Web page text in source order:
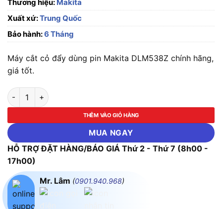
Thương hiệu: Makita
Xuất xứ:Trung Quốc
Bảo hành:6 Tháng
Máy cắt cỏ đẩy dùng pin Makita DLM538Z chính hãng,
giá tốt.
Máy cắt cỏ đẩy dùng pin Makita DLM538Z (Chưa kèm Pin &
THÊM VÀO GIỎ HÀNG
MUA NGAY
HỖ TRỢ ĐẶT HÀNG/BÁO GIÁ Thứ 2 - Thứ 7 (8h00 -
17h00)
Mr. Lâm (0901.940.968)